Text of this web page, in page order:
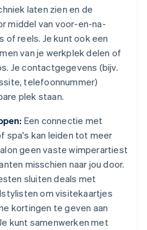
laten zien en de
middel van voor-en-na-
of reels. Je kunt ook een
van je werkplek delen of
Je contactgegevens (bijv.
telefoonnummer)
plek staan.
Een connectie met
spa's kan leiden tot meer
geen vaste wimperartiest
misschien naar jou door.
sluiten deals met
om visitekaartjes
kortingen te geven aan
kunt samenwerken met